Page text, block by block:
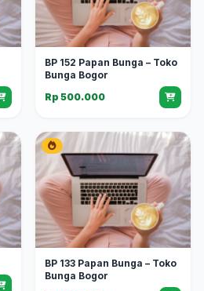
BP 152 Papan Bunga – Toko
Bunga Bogor
Rp 500.000
BP 133 Papan Bunga – Toko
Bunga Bogor